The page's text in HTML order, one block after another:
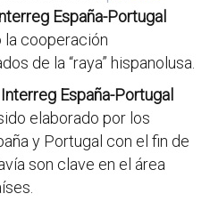
España-Portugal
la cooperación
de la “raya” hispanolusa.
Interreg España-Portugal
elaborado por los
y Portugal con el fin de
son clave en el área